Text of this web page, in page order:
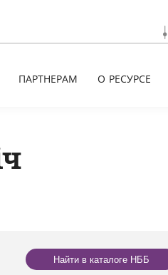
ПАРТНЕРАМ О РЕСУРСЕ
Найти в каталоге НББ